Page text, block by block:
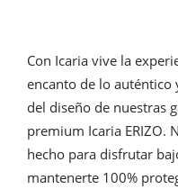
Con Icaria vive la
encanto de lo auténtico
del diseño de nuestras
premium Icaria ERIZO.
hecho para disfrutar
mantenerte 100%